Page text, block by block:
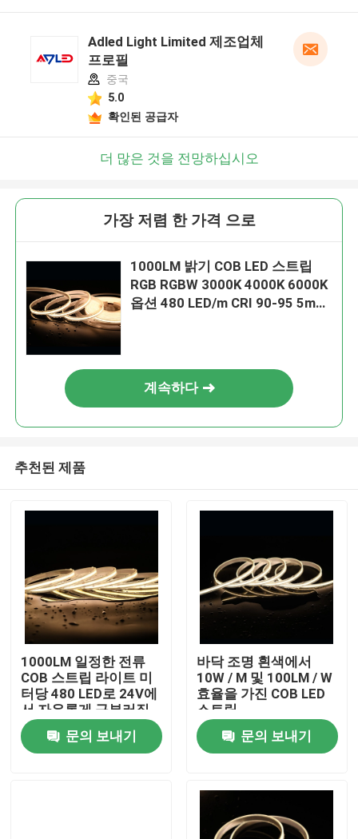
Adled Light Limited 제조업체
프로필
중국
5.0
확인된 공급자
더 많은 것을 전망하십시오
가장 저렴 한 가격 으로
1000LM 밝기 COB LED 스트립
RGB RGBW 3000K 4000K 6000K
옵션 480 LED/m CRI 90-95 5m
계속하다
추천된 제품
1000LM 일정한 전류
COB 스트립 라이트 미
터당 480 LED로 24V에
서 자유롭게 구부러집
니다
문의 보내기
바닥 조명 흰색에서
10W / M 및 100LM / W
효율을 가진 COB LED
스트립
문의 보내기